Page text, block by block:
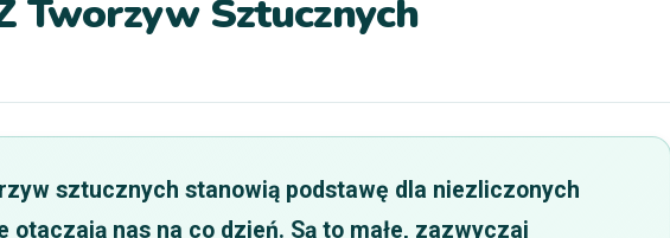
Tworzyw Sztucznych
sztucznych stanowią podstawę dla niezliczonych
otaczają nas na co dzień. Są to małe, zazwyczaj